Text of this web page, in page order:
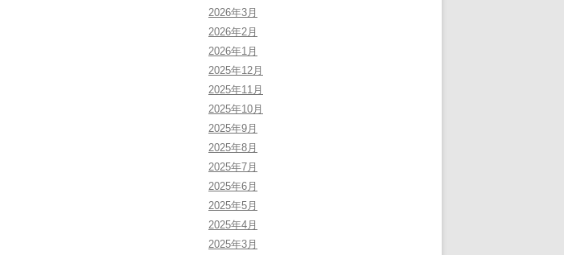
2026年3月
2026年2月
2026年1月
2025年12月
2025年11月
2025年10月
2025年9月
2025年8月
2025年7月
2025年6月
2025年5月
2025年4月
2025年3月